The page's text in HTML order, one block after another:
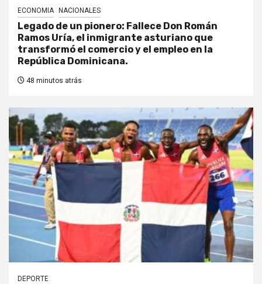
ECONOMIA NACIONALES
Legado de un pionero: Fallece Don Román
Ramos Uría, el inmigrante asturiano que
transformó el comercio y el empleo en la
República Dominicana.
48 minutos atrás
DEPORTE